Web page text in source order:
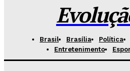
Brasil Brasília Política
Entretenimento